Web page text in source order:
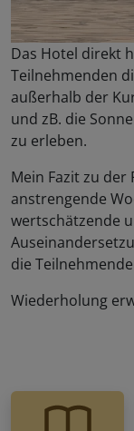
Das Hotel direkt
Teilnehmenden
außerhalb der
und zB. die
zu erleben.
Mein Fazit zu der
anstrengende
wertschätzende
die
Wiederholung